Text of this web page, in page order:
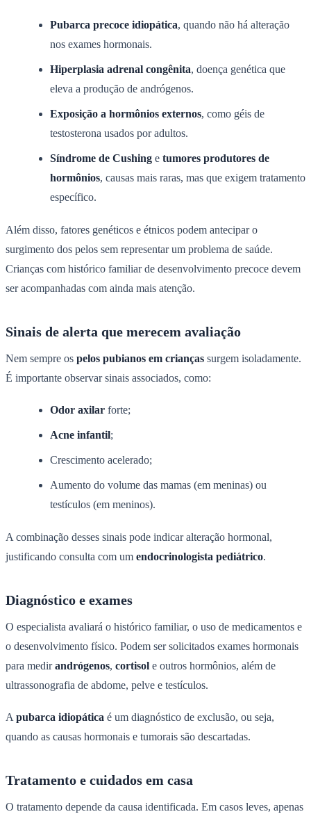
Pubarca precoce idiopática, quando não há alteração
nos exames hormonais.
Hiperplasia adrenal congênita, doença genética que
eleva a produção de andrógenos.
Exposição a hormônios externos, como géis de
testosterona usados por adultos.
Síndrome de Cushing e tumores produtores de
hormônios, causas mais raras, mas que exigem tratamento
específico.
Além disso, fatores genéticos e étnicos podem antecipar o
surgimento dos pelos sem representar um problema de saúde.
Crianças com histórico familiar de desenvolvimento precoce devem
ser acompanhadas com ainda mais atenção.
Sinais de alerta que merecem avaliação
Nem sempre os pelos pubianos em crianças surgem isoladamente.
É importante observar sinais associados, como:
Odor axilar forte;
Acne infantil;
Crescimento acelerado;
Aumento do volume das mamas (em meninas) ou
testículos (em meninos).
A combinação desses sinais pode indicar alteração hormonal,
justificando consulta com um endocrinologista pediátrico.
Diagnóstico e exames
O especialista avaliará o histórico familiar, o uso de medicamentos e
o desenvolvimento físico. Podem ser solicitados exames hormonais
para medirandrógenos, cortisol e outros hormônios, além de
ultrassonografia de abdome, pelve e testículos.
A pubarca idiopática é um diagnóstico de exclusão, ou seja,
quando as causas hormonais e tumorais são descartadas.
Tratamento e cuidados em casa
O tratamento depende da causa identificada. Em casos leves, apenas